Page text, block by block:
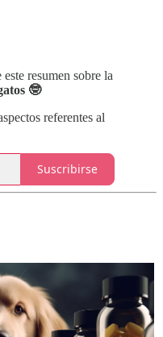
este resumen sobre la
🤓
referentes al
Suscribirse